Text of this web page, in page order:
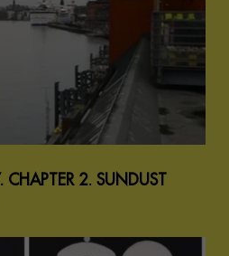
CHAPTER 2. SUNDUST